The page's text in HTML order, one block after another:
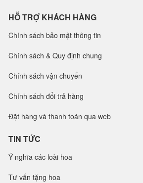
HỖ TRỢ KHÁCH HÀNG
Chính sách bảo mật thông tin
Chính sách & Quy định chung
Chính sách vận chuyển
Chính sách đổi trả hàng
Đặt hàng và thanh toán qua web
TIN TỨC
Ý nghĩa các loài hoa
Tư vấn tặng hoa